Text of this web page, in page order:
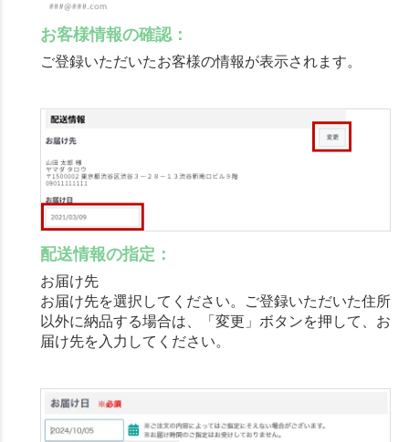
お客様情報の確認：
ご登録いただいたお客様の情報が表示されます。
配送情報の指定：
お届け先
お届け先を選択してください。ご登録いただいた住所
以外に納品する場合は、「変更」ボタンを押して、お
届け先を入力してください。